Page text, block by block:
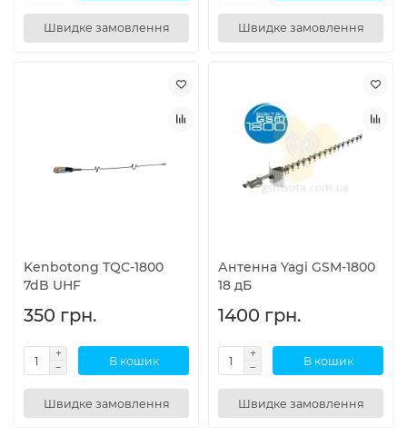
Швидке замовлення Швидке замовлення
Kenbotong TQC-1800
7dB UHF
350 грн.
В кошик
Швидке замовлення
Антенна Yagi GSM-1800
18 дБ
1400 грн.
В кошик
Швидке замовлення